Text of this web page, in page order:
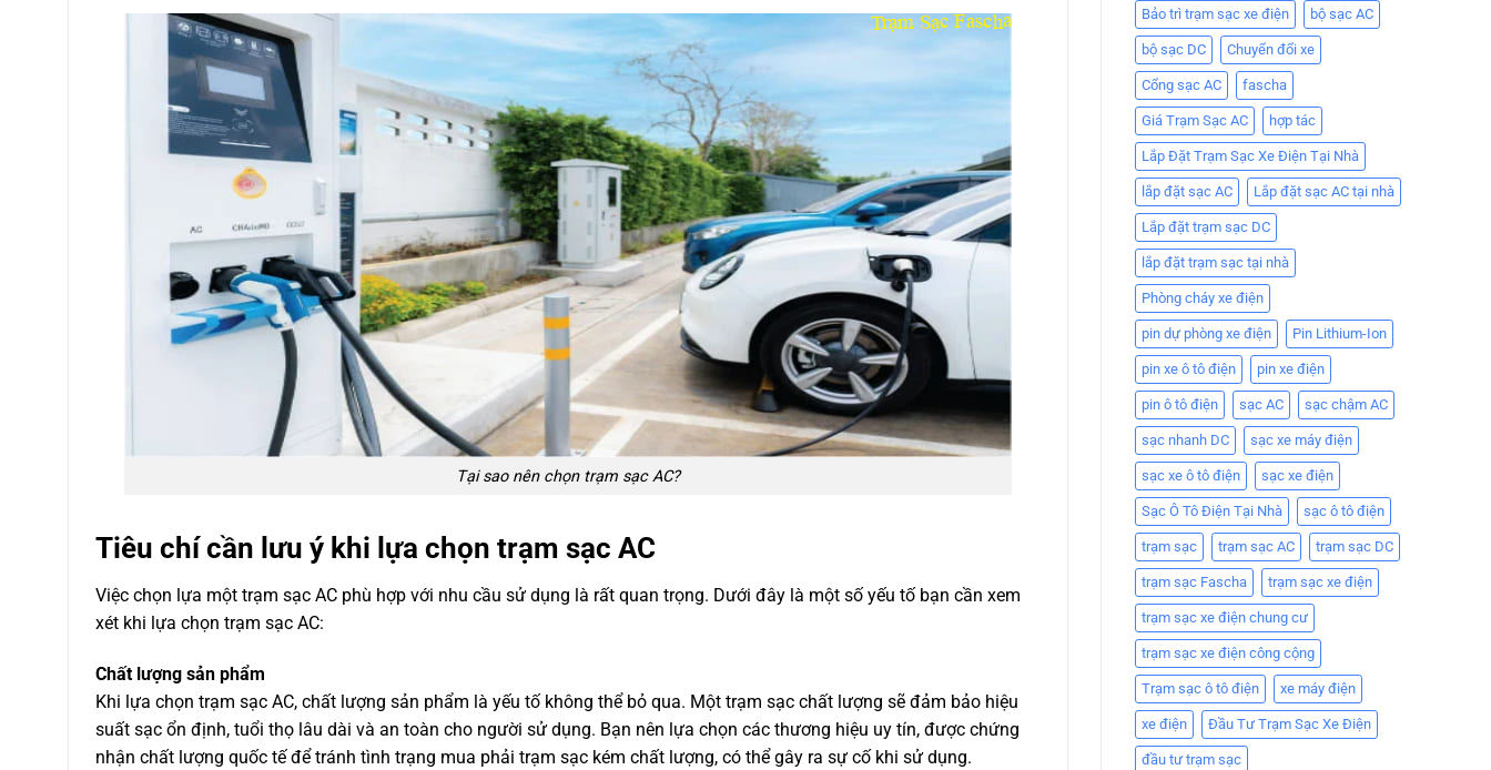
Tại sao nên chọn trạm sạc AC?
Tiêu chí cần lưu ý khi lựa chọn trạm sạc AC
Việc chọn lựa một trạm sạc AC phù hợp với nhu cầu sử dụng là rất quan trọng. Dưới đây là một số yếu tố bạn cần xem
xét khi lựa chọn trạm sạc AC:
Chất lượng sản phẩm
Khi lựa chọn trạm sạc AC, chất lượng sản phẩm là yếu tố không thể bỏ qua. Một trạm sạc chất lượng sẽ đảm bảo hiệu
suất sạc ổn định, tuổi thọ lâu dài và an toàn cho người sử dụng. Bạn nên lựa chọn các thương hiệu uy tín, được chứng
nhận chất lượng quốc tế để tránh tình trạng mua phải trạm sạc kém chất lượng, có thể gây ra sự cố khi sử dụng.
Bảo trì trạm sạc xe điện bộ sạc AC
bộ sạc DC Chuyển đổi xe
Cổng sạc AC fascha
Giá Trạm Sạc AC hợp tác
Lắp Đặt Trạm Sạc Xe Điện Tại Nhà
lắp đặt sạc AC Lắp đặt sạc AC tại nhà
Lắp đặt trạm sạc DC
lắp đặt trạm sạc tại nhà
Phòng cháy xe điện
pin dự phòng xe điện Pin Lithium-Ion
pin xe ô tô điện pin xe điện
pin ô tô điện sạc AC sạc chậm AC
sạc nhanh DC sạc xe máy điện
sạc xe ô tô điện sạc xe điện
Sạc Ô Tô Điện Tại Nhà sạc ô tô điện
trạm sạc trạm sạc AC trạm sạc DC
trạm sạc Fascha trạm sạc xe điện
trạm sạc xe điện chung cư
trạm sạc xe điện công cộng
Trạm sạc ô tô điện xe máy điện
xe điện Đầu Tư Trạm Sạc Xe Điện
đầu tư trạm sạc